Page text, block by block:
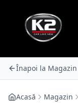
Înapoi la Magazin
Acasă Magazin